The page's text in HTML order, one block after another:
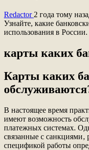
Redactor 2 года тому
Узнайте, какие
использования в
карты каких
Карты каких
В настоящее время
имеют возможность
платежных системах.
связанные с
спецификой работы